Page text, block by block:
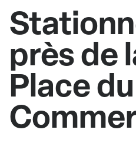
près de
Place du